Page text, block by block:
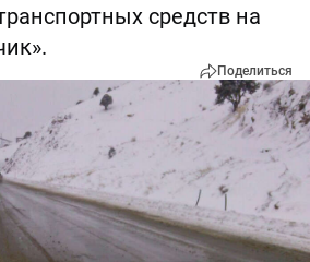
средств на
Поделиться